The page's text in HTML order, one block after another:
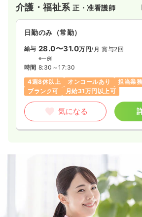
介護・福祉系正・准看護師
日勤のみ（常勤）
給与 28.0〜31.0万円/月 賞与2回
※一例
時間 8:30～17:30
4週8休以上
オンコールあり
担当業
ブランク可
月給31万円以上可
気になる